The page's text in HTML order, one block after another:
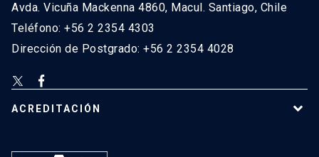
Avda. Vicuña Mackenna 4860, Macul. Santiago, Chile
Teléfono: +56 2 2354 4303
Dirección de Postgrado: +56 2 2354 4028
ACREDITACIÓN